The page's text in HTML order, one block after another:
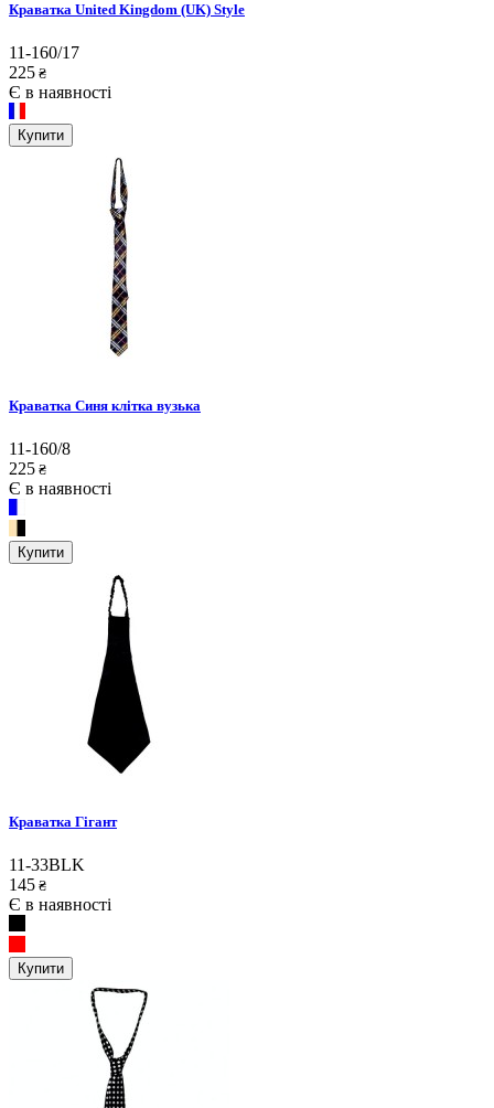
Краватка United Kingdom (UK) Style
11-160/17
225 ₴
Є в наявності
Купити
Краватка Синя клітка вузька
11-160/8
225 ₴
Є в наявності
Купити
Краватка Гігант
11-33BLK
145 ₴
Є в наявності
Купити